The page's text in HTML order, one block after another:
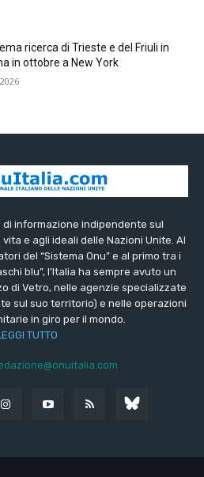
ricerca di Trieste e del Friuli in
in ottobre a New York
di informazione indipendente sul
e agli ideali delle Nazioni Unite. Al
del “Sistema Onu” e al primo tra i
blu”, l’Italia ha sempre avuto un
di Vetro, nelle agenzie specializzate
sul suo territorio) e nelle operazioni
in giro per il mondo.
TUTTO